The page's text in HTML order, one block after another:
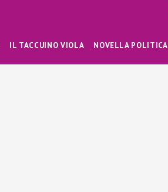
IL TACCUINO VIOLA NOVELLA POLITICA